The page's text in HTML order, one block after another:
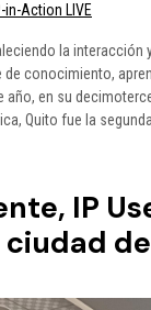
in-Action LIVE
la interacción
de conocimiento,
año, en su
Quito fue la
IP